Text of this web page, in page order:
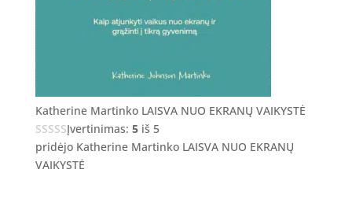
Katherine Martinko LAISVA NUO EKRANŲ VAIKYSTĖ
Įvertinimas: 5iš 5
pridėjo Katherine Martinko LAISVA NUO EKRANŲ
VAIKYSTĖ